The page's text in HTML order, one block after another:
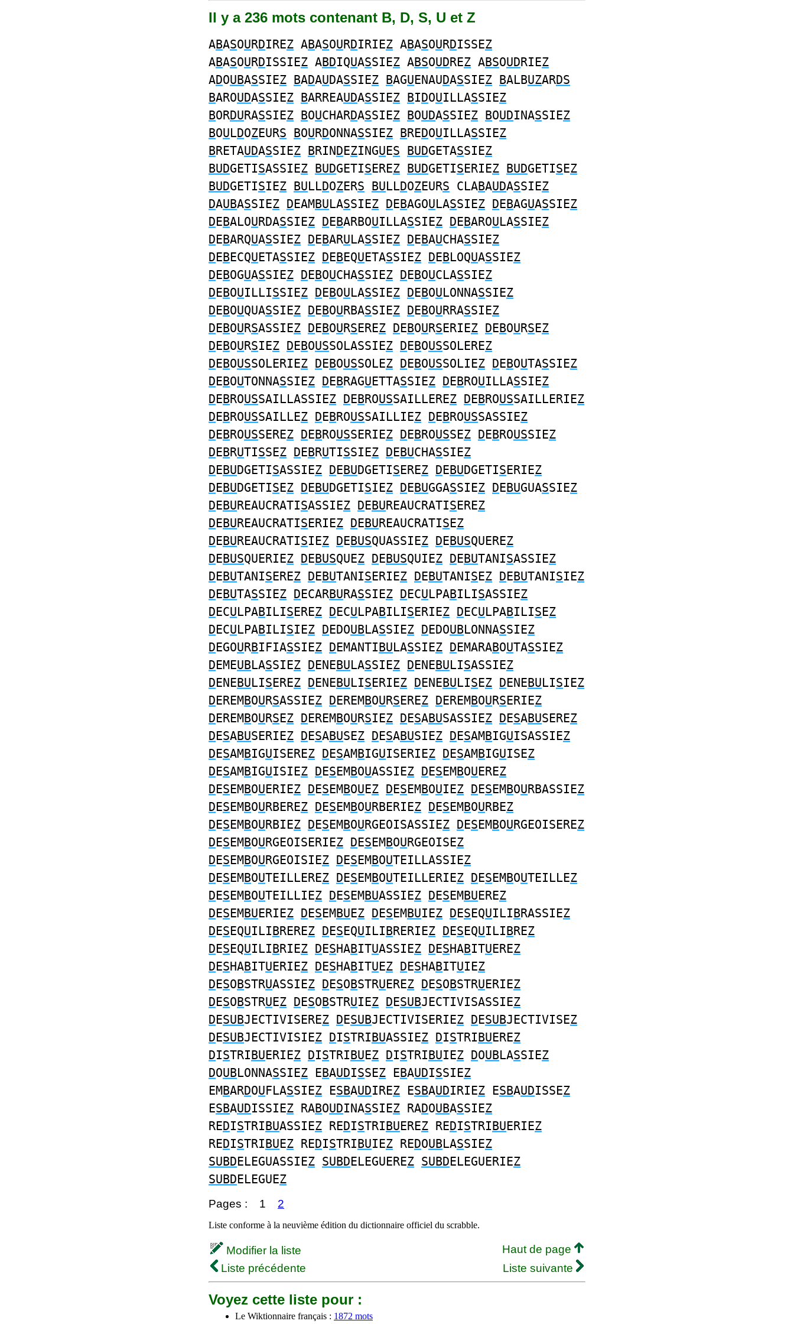
Il y a 236 mots contenant B, D, S, U et Z
ABASOURDIREZ ABASOURDIRIEZ ABASOURDISSEZ
ABASOURDISSIEZ ABDIQUASSIEZ ABSOUDREZ ABSOUDRIEZ
ADOUBASSIEZ BADAUDASSIEZ BAGUENAUDASSIEZ BALBUZARDS
BAROUDASSIEZ BARREAUDASSIEZ BIDOUILLASSIEZ
BORDURASSIEZ BOUCHARDASSIEZ BOUDASSIEZ BOUDINASSIEZ
BOULDOZEURS BOURDONNASSIEZ BREDOUILLASSIEZ
BRETAUDASSIEZ BRINDEZINGUES BUDGETASSIEZ
BUDGETISASSIEZ BUDGETISEREZ BUDGETISERIEZ BUDGETISEZ
BUDGETISIEZ BULLDOZERS BULLDOZEURS CLABAUDASSIEZ
DAUBASSIEZ DEAMBULASSIEZ DEBAGOULASSIEZ DEBAGUASSIEZ
DEBALOURDASSIEZ DEBARBOUILLASSIEZ DEBAROULASSIEZ
DEBARQUASSIEZ DEBARULASSIEZ DEBAUCHASSIEZ
DEBECQUETASSIEZ DEBEQUETASSIEZ DEBLOQUASSIEZ
DEBOGUASSIEZ DEBOUCHASSIEZ DEBOUCLASSIEZ
DEBOUILLISSIEZ DEBOULASSIEZ DEBOULONNASSIEZ
DEBOUQUASSIEZ DEBOURBASSIEZ DEBOURRASSIEZ
DEBOURSASSIEZ DEBOURSEREZ DEBOURSERIEZ DEBOURSEZ
DEBOURSIEZ DEBOUSSOLASSIEZ DEBOUSSOLEREZ
DEBOUSSOLERIEZ DEBOUSSOLEZ DEBOUSSOLIEZ DEBOUTASSIEZ
DEBOUTONNASSIEZ DEBRAGUETTASSIEZ DEBROUILLASSIEZ
DEBROUSSAILLASSIEZ DEBROUSSAILLEREZ DEBROUSSAILLERIEZ
DEBROUSSAILLEZ DEBROUSSAILLIEZ DEBROUSSASSIEZ
DEBROUSSEREZ DEBROUSSERIEZ DEBROUSSEZ DEBROUSSIEZ
DEBRUTISSEZ DEBRUTISSIEZ DEBUCHASSIEZ
DEBUDGETISASSIEZ DEBUDGETISEREZ DEBUDGETISERIEZ
DEBUDGETISEZ DEBUDGETISIEZ DEBUGGASSIEZ DEBUGUASSIEZ
DEBUREAUCRATISASSIEZ DEBUREAUCRATISEREZ
DEBUREAUCRATISERIEZ DEBUREAUCRATISEZ
DEBUREAUCRATISIEZ DEBUSQUASSIEZ DEBUSQUEREZ
DEBUSQUERIEZ DEBUSQUEZ DEBUSQUIEZ DEBUTANISASSIEZ
DEBUTANISEREZ DEBUTANISERIEZ DEBUTANISEZ DEBUTANISIEZ
DEBUTASSIEZ DECARBURASSIEZ DECULPABILISASSIEZ
DECULPABILISEREZ DECULPABILISERIEZ DECULPABILISEZ
DECULPABILISIEZ DEDOUBLASSIEZ DEDOUBLONNASSIEZ
DEGOURBIFIASSIEZ DEMANTIBULASSIEZ DEMARABOUTASSIEZ
DEMEUBLASSIEZ DENEBULASSIEZ DENEBULISASSIEZ
DENEBULISEREZ DENEBULISERIEZ DENEBULISEZ DENEBULISIEZ
DEREMBOURSASSIEZ DEREMBOURSEREZ DEREMBOURSERIEZ
DEREMBOURSEZ DEREMBOURSIEZ DESABUSASSIEZ DESABUSEREZ
DESABUSERIEZ DESABUSEZ DESABUSIEZ DESAMBIGUISASSIEZ
DESAMBIGUISEREZ DESAMBIGUISERIEZ DESAMBIGUISEZ
DESAMBIGUISIEZ DESEMBOUASSIEZ DESEMBOUEREZ
DESEMBOUERIEZ DESEMBOUEZ DESEMBOUIEZ DESEMBOURBASSIEZ
DESEMBOURBEREZ DESEMBOURBERIEZ DESEMBOURBEZ
DESEMBOURBIEZ DESEMBOURGEOISASSIEZ DESEMBOURGEOISEREZ
DESEMBOURGEOISERIEZ DESEMBOURGEOISEZ
DESEMBOURGEOISIEZ DESEMBOUTEILLASSIEZ
DESEMBOUTEILLEREZ DESEMBOUTEILLERIEZ DESEMBOUTEILLEZ
DESEMBOUTEILLIEZ DESEMBUASSIEZ DESEMBUEREZ
DESEMBUERIEZ DESEMBUEZ DESEMBUIEZ DESEQUILIBRASSIEZ
DESEQUILIBREREZ DESEQUILIBRERIEZ DESEQUILIBREZ
DESEQUILIBRIEZ DESHABITUASSIEZ DESHABITUEREZ
DESHABITUERIEZ DESHABITUEZ DESHABITUIEZ
DESOBSTRUASSIEZ DESOBSTRUEREZ DESOBSTRUERIEZ
DESOBSTRUEZ DESOBSTRUIEZ DESUBJECTIVISASSIEZ
DESUBJECTIVISEREZ DESUBJECTIVISERIEZ DESUBJECTIVISEZ
DESUBJECTIVISIEZ DISTRIBUASSIEZ DISTRIBUEREZ
DISTRIBUERIEZ DISTRIBUEZ DISTRIBUIEZ DOUBLASSIEZ
DOUBLONNASSIEZ EBAUDISSEZ EBAUDISSIEZ
EMBARDOUFLASSIEZ ESBAUDIREZ ESBAUDIRIEZ ESBAUDISSEZ
ESBAUDISSIEZ RABOUDINASSIEZ RADOUBASSIEZ
REDISTRIBUASSIEZ REDISTRIBUEREZ REDISTRIBUERIEZ
REDISTRIBUEZ REDISTRIBUIEZ REDOUBLASSIEZ
SUBDELEGUASSIEZ SUBDELEGUEREZ SUBDELEGUERIEZ
SUBDELEGUEZ
Pages : 1 2
Liste conforme à la neuvième édition du dictionnaire officiel du scrabble.
Modifier la liste
Haut de page
Liste précédente
Liste suivante
Voyez cette liste pour :
Le Wiktionnaire français : 1872 mots